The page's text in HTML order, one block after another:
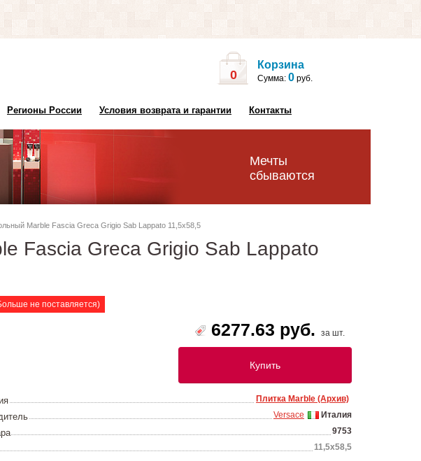
0
Корзина
Сумма: 0 руб.
Регионы России Условия возврата и гарантии Контакты
Мечты
сбываются
Marble Fascia Greca Grigio Sab Lappato 11,5x58,5
Fascia Greca Grigio Sab Lappato
не поставляется)
6277.63 руб. за шт.
Купить
Плитка Marble (Архив)
Италия
Versace
9753
11,5х58,5